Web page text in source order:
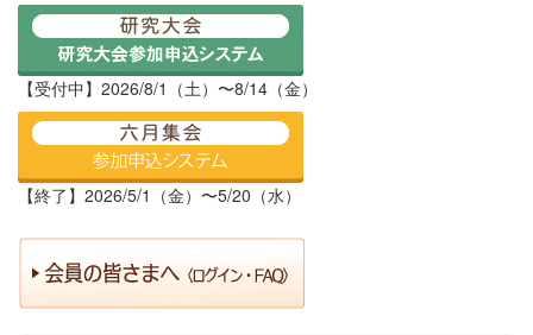
【受付中】2026/8/1（土）〜8/14（金）
【終了】2026/5/1（金）〜5/20（水）